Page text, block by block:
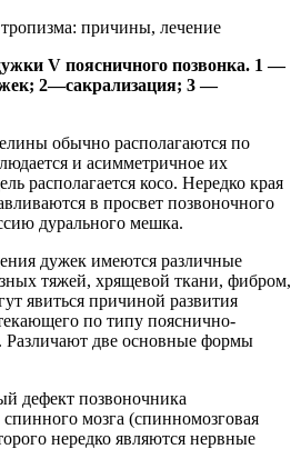
V поясничного позвонка. 1 —
2—сакрализация; 3 —
обычно располагаются по
и асимметричное их
располагается косо. Нередко края
в просвет позвоночного
дурального мешка.
дужек имеются различные
тяжей, хрящевой ткани, фибром,
явиться причиной развития
по типу пояснично-
Различают две основные формы
дефект позвоночника
мозга (спинномозговая
нередко являются нервные